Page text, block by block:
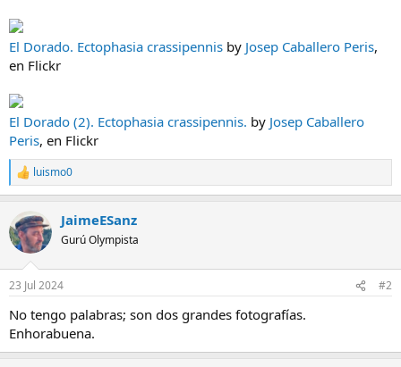
El Dorado. Ectophasia crassipennis by Josep Caballero Peris,
en Flickr
El Dorado (2). Ectophasia crassipennis. by Josep Caballero
Peris, en Flickr
R
e
c
c
i
e
:
luismo0
JaimeESanz
Gurú Olympista
23 Jul 2024 #2
No tengo palabras; son dos grandes fotografías.
Enhorabuena.